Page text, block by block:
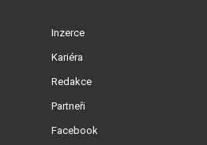
Inzerce
Kariéra
Redakce
Partneři
Facebook